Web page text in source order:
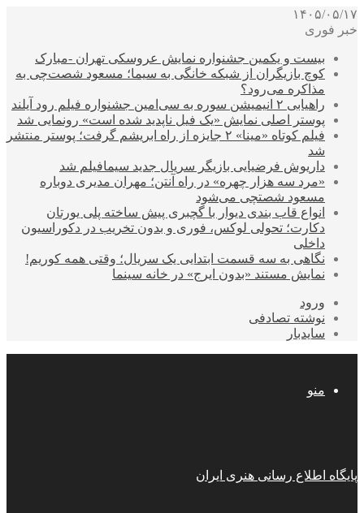
۱۴۰۵/۰۵/۱۷
خبر فوری
بیست و یکمین جشنواره نمایش عروسکی تهران -مبارک
کوچ بازیگران از شبکه خانگی به سیما؛ مسعود شصت‌چی به
مذاکره می‌رود؟
راهیابی ۲ انیمیشن سوره به سی‌امین جشنواره فیلم رود آیلند
پوستر اصلی نمایش «یک فیل ناپدید شده است» رونمایی شد
فیلم کوتاه «مینا» ۲ جایزه از راه ابریشم گرفت؛ پوستر منتشر
شد
داریوش فرضیایی بازیگر سریال جدید سیمافیلم شد
«مرد سه هزار چهره» در راه آنتن؛ مهران مدیری دوباره
مسعود شصتچی می‌شود
انواع قاب بندی دیوار با گچبری پیش ساخته پلی یورتان
دکارت؛ تحولی لوکس، فوری و بدون تخریب در دکوراسیون
داخلی
نگاهی به سه قسمت ابتدایی یک سریال؛ وقتی همه کوریم!
نمایش مستند «بدون ایرج» در خانه سینما
ورود
نوشته تصادفی
سایدبار
منو
پایگاه اطلاع رسانی هنری ایران